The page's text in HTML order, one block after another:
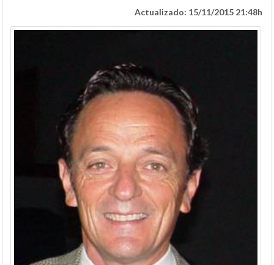
Actualizado: 15/11/2015 21:48h